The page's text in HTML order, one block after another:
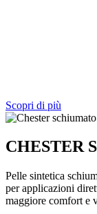
Scopri di più
CHESTER
Pelle sintetica
per applicazioni
maggiore comfort e